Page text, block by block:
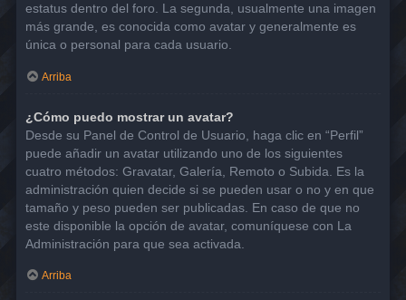
estatus dentro del foro. La segunda, usualmente una imagen
más grande, es conocida como avatar y generalmente es
única o personal para cada usuario.
Arriba
¿Cómo puedo mostrar un avatar?
Desde su Panel de Control de Usuario, haga clic en “Perfil”
puede añadir un avatar utilizando uno de los siguientes
cuatro métodos: Gravatar, Galería, Remoto o Subida. Es la
administración quien decide si se pueden usar o no y en que
tamaño y peso pueden ser publicadas. En caso de que no
este disponible la opción de avatar, comuníquese con La
Administración para que sea activada.
Arriba